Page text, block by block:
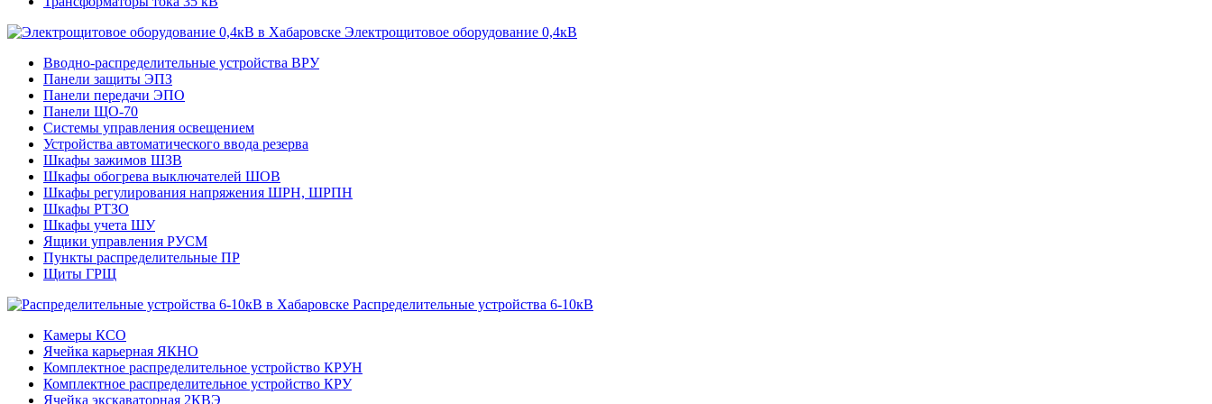
Электрощитовое оборудование 0,4кВ
Вводно-распределительные устройства ВРУ
Панели защиты ЭПЗ
Панели передачи ЭПО
Панели ЩО-70
Системы управления освещением
Устройства автоматического ввода резерва
Шкафы зажимов ШЗВ
Шкафы обогрева выключателей ШОВ
Шкафы регулирования напряжения ШРН, ШРПН
Шкафы РТЗО
Шкафы учета ШУ
Ящики управления РУСМ
Пункты распределительные ПР
Щиты ГРЩ
Распределительные устройства 6-10кВ
Камеры КСО
Ячейка карьерная ЯКНО
Комплектное распределительное устройство КРУН
Комплектное распределительное устройство КРУ
Ячейка экскаваторная 2КВЭ